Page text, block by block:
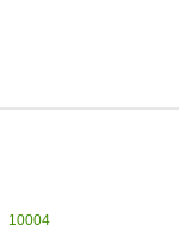
10004